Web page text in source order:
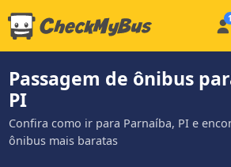
Passagem de ônibus
PI
Confira como ir para Parnaíba, PI e
ônibus mais baratas